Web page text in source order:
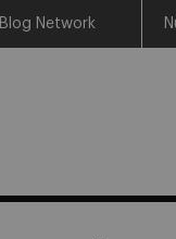
Blog Network